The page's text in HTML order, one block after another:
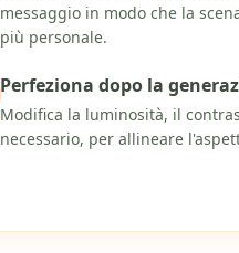
messaggio in modo che la
più personale.
Perfeziona dopo la
Modifica la luminosità, il
necessario, per allineare